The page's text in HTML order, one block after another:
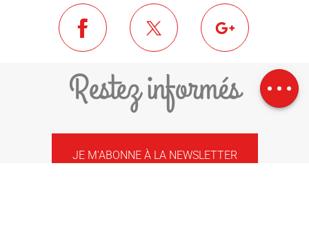
Dénivelé
Restez informés
JE M'ABONNE À LA NEWSLETTER